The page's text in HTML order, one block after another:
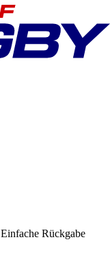
Einfache Rückgabe